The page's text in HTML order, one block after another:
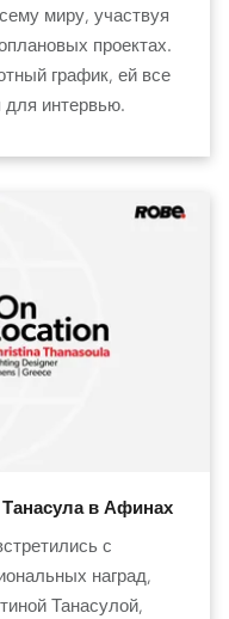
миру, участвуя
проектах.
график, ей все
интервью.
в Афинах
с
наград,
Танасулой,